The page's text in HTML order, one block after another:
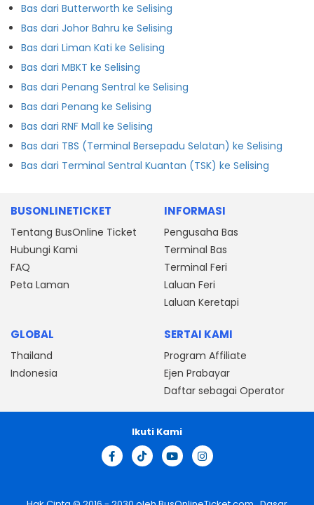
Bas dari Butterworth ke Selising
Bas dari Johor Bahru ke Selising
Bas dari Liman Kati ke Selising
Bas dari MBKT ke Selising
Bas dari Penang Sentral ke Selising
Bas dari Penang ke Selising
Bas dari RNF Mall ke Selising
Bas dari TBS (Terminal Bersepadu Selatan) ke Selising
Bas dari Terminal Sentral Kuantan (TSK) ke Selising
BUSONLINETICKET
Tentang BusOnline Ticket
Hubungi Kami
FAQ
Peta Laman
INFORMASI
Pengusaha Bas
Terminal Bas
Terminal Feri
Laluan Feri
Laluan Keretapi
GLOBAL
Thailand
Indonesia
SERTAI KAMI
Program Affiliate
Ejen Prabayar
Daftar sebagai Operator
Ikuti Kami